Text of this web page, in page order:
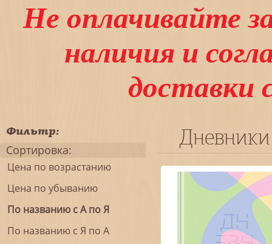
Не оплачивайте
наличия и
доставки
Фильтр:
Сортировка:
Цена по возрастанию
Цена по убыванию
По названию с А по Я
По названию с Я по А
Дневники